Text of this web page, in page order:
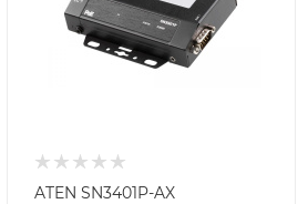
ATEN SN3401P-AX